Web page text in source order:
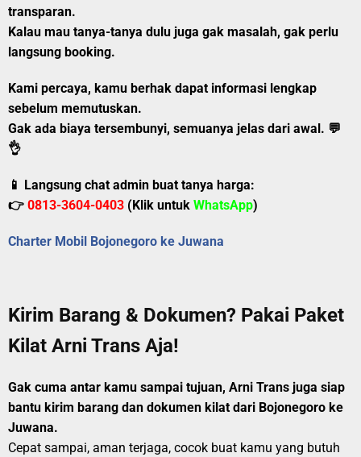
transparan.
Kalau mau tanya-tanya dulu juga gak masalah, gak perlu
langsung booking.
Kami percaya, kamu berhak dapat informasi lengkap
sebelum memutuskan.
Gak ada biaya tersembunyi, semuanya jelas dari awal. 💬
👌
📱 Langsung chat admin buat tanya harga:
👉 0813-3604-0403 (Klik untuk WhatsApp)
Charter Mobil Bojonegoro ke Juwana
Kirim Barang & Dokumen? Pakai Paket
Kilat Arni Trans Aja!
Gak cuma antar kamu sampai tujuan, Arni Trans juga siap
bantu kirim barang dan dokumen kilat dari Bojonegoro ke
Juwana.
Cepat sampai, aman terjaga, cocok buat kamu yang butuh